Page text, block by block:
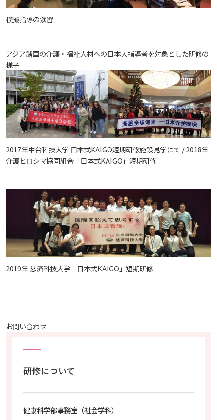
模擬指導の演習
アジア諸国の介護・福祉人材への日本人指導者を対象とした研修の
様子
2017年中台科技大学 日本式KAIGO短期研修施設見学にて / 2018年
介護ヒロシマ協同組合「日本式KAIGO」短期研修
2019年 慈済科技大学「日本式KAIGO」短期研修
お問い合わせ
研修について
健康科学部事務室（社会学科）